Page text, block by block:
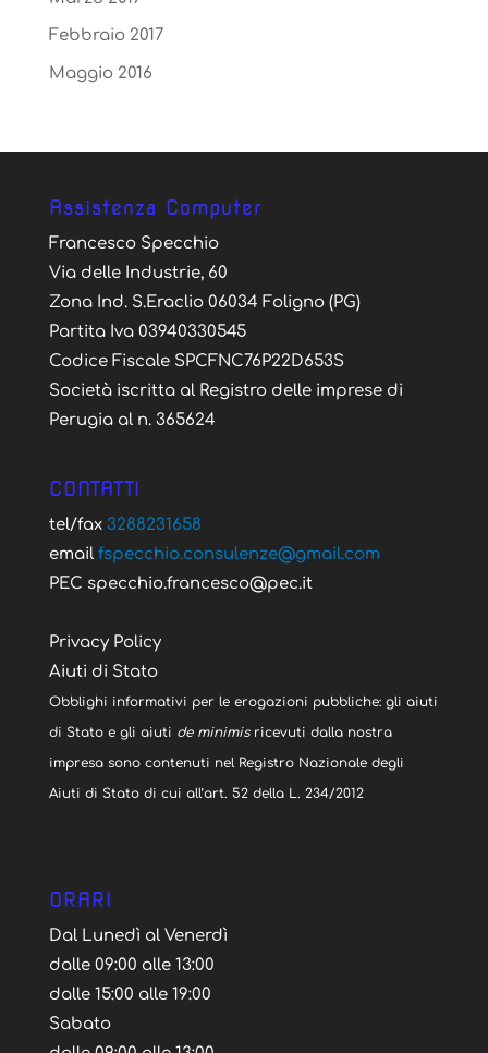
Febbraio 2017
Maggio 2016
Assistenza Computer
Francesco Specchio
Via delle Industrie, 60
Zona Ind. S.Eraclio 06034 Foligno (PG)
Partita Iva 03940330545
Codice Fiscale SPCFNC76P22D653S
Società iscritta al Registro delle imprese di
Perugia al n. 365624
CONTATTI
tel/fax 3288231658
email fspecchio.consulenze@gmail.com
PEC specchio.francesco@pec.it
Privacy Policy
Aiuti di Stato
Obblighi informativi per le erogazioni pubbliche: gli aiuti
di Stato e gli aiuti de minimisricevuti dalla nostra
impresa sono contenuti nel Registro Nazionale degli
Aiuti di Stato di cui all’art. 52 della L. 234/2012
ORARI
Dal Lunedì al Venerdì
dalle 09:00 alle 13:00
dalle 15:00 alle 19:00
Sabato